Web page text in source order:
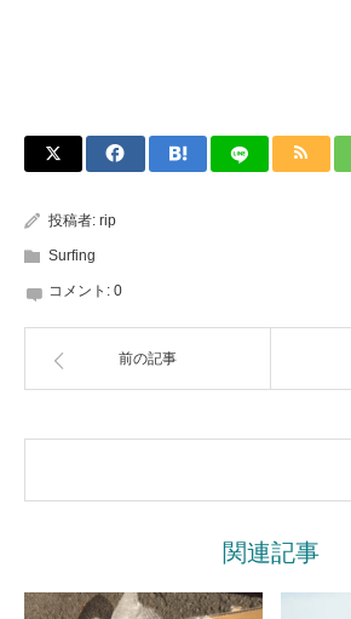
投稿者: rip
Surfing
コメント: 0
前の記事
関連記事